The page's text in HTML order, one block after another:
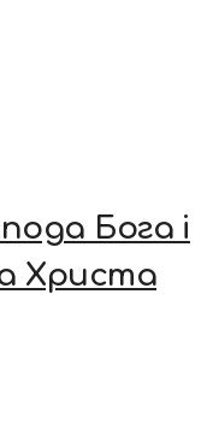
Бога і
Христа